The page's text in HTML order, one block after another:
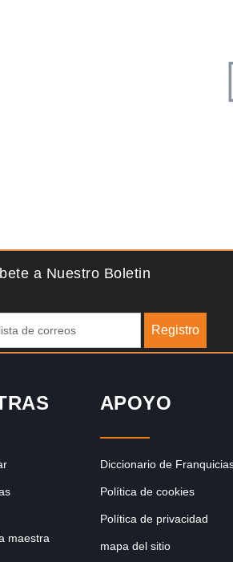
a Nuestro Boletin
Registro
maestra
APOYO
Diccionario de
Política de cookies
Política de privacidad
mapa del sitio